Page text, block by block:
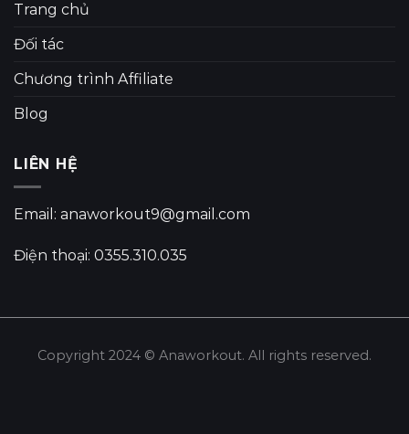
Trang chủ
Đối tác
Chương trình Affiliate
Blog
LIÊN HỆ
Email: anaworkout9@gmail.com
Điện thoại: 0355.310.035
Copyright 2024 © Anaworkout. All rights reserved.